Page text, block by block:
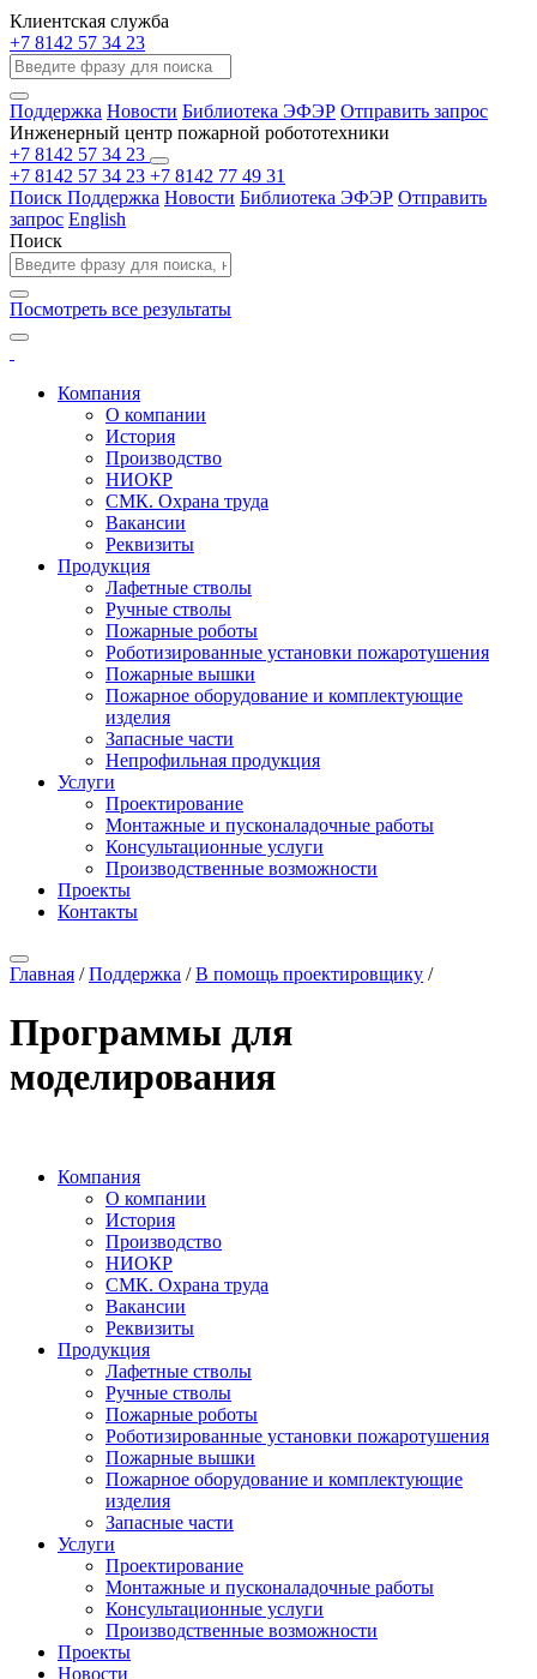
Клиентская служба
+7 8142 57 34 23
Поддержка Новости Библиотека ЭФЭР Отправить запрос
Инженерный центр пожарной робототехники
+7 8142 57 34 23
+7 8142 57 34 23 +7 8142 77 49 31
Поиск Поддержка Новости Библиотека ЭФЭР Отправить
запрос English
Поиск
Посмотреть все результаты
Компания
О компании
История
Производство
НИОКР
СМК. Охрана труда
Вакансии
Реквизиты
Продукция
Лафетные стволы
Ручные стволы
Пожарные роботы
Роботизированные установки пожаротушения
Пожарные вышки
Пожарное оборудование и комплектующие
изделия
Запасные части
Непрофильная продукция
Услуги
Проектирование
Монтажные и пусконаладочные работы
Консультационные услуги
Производственные возможности
Проекты
Контакты
Главная /Поддержка /В помощь проектировщику /
Программы для
моделирования
Компания
О компании
История
Производство
НИОКР
СМК. Охрана труда
Вакансии
Реквизиты
Продукция
Лафетные стволы
Ручные стволы
Пожарные роботы
Роботизированные установки пожаротушения
Пожарные вышки
Пожарное оборудование и комплектующие
изделия
Запасные части
Услуги
Проектирование
Монтажные и пусконаладочные работы
Консультационные услуги
Производственные возможности
Проекты
Новости